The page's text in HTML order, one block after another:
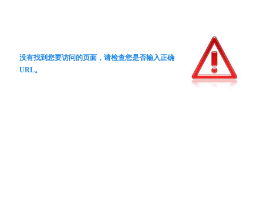
没有找到您要访问的页面，请检查您是否输入正确
URL。